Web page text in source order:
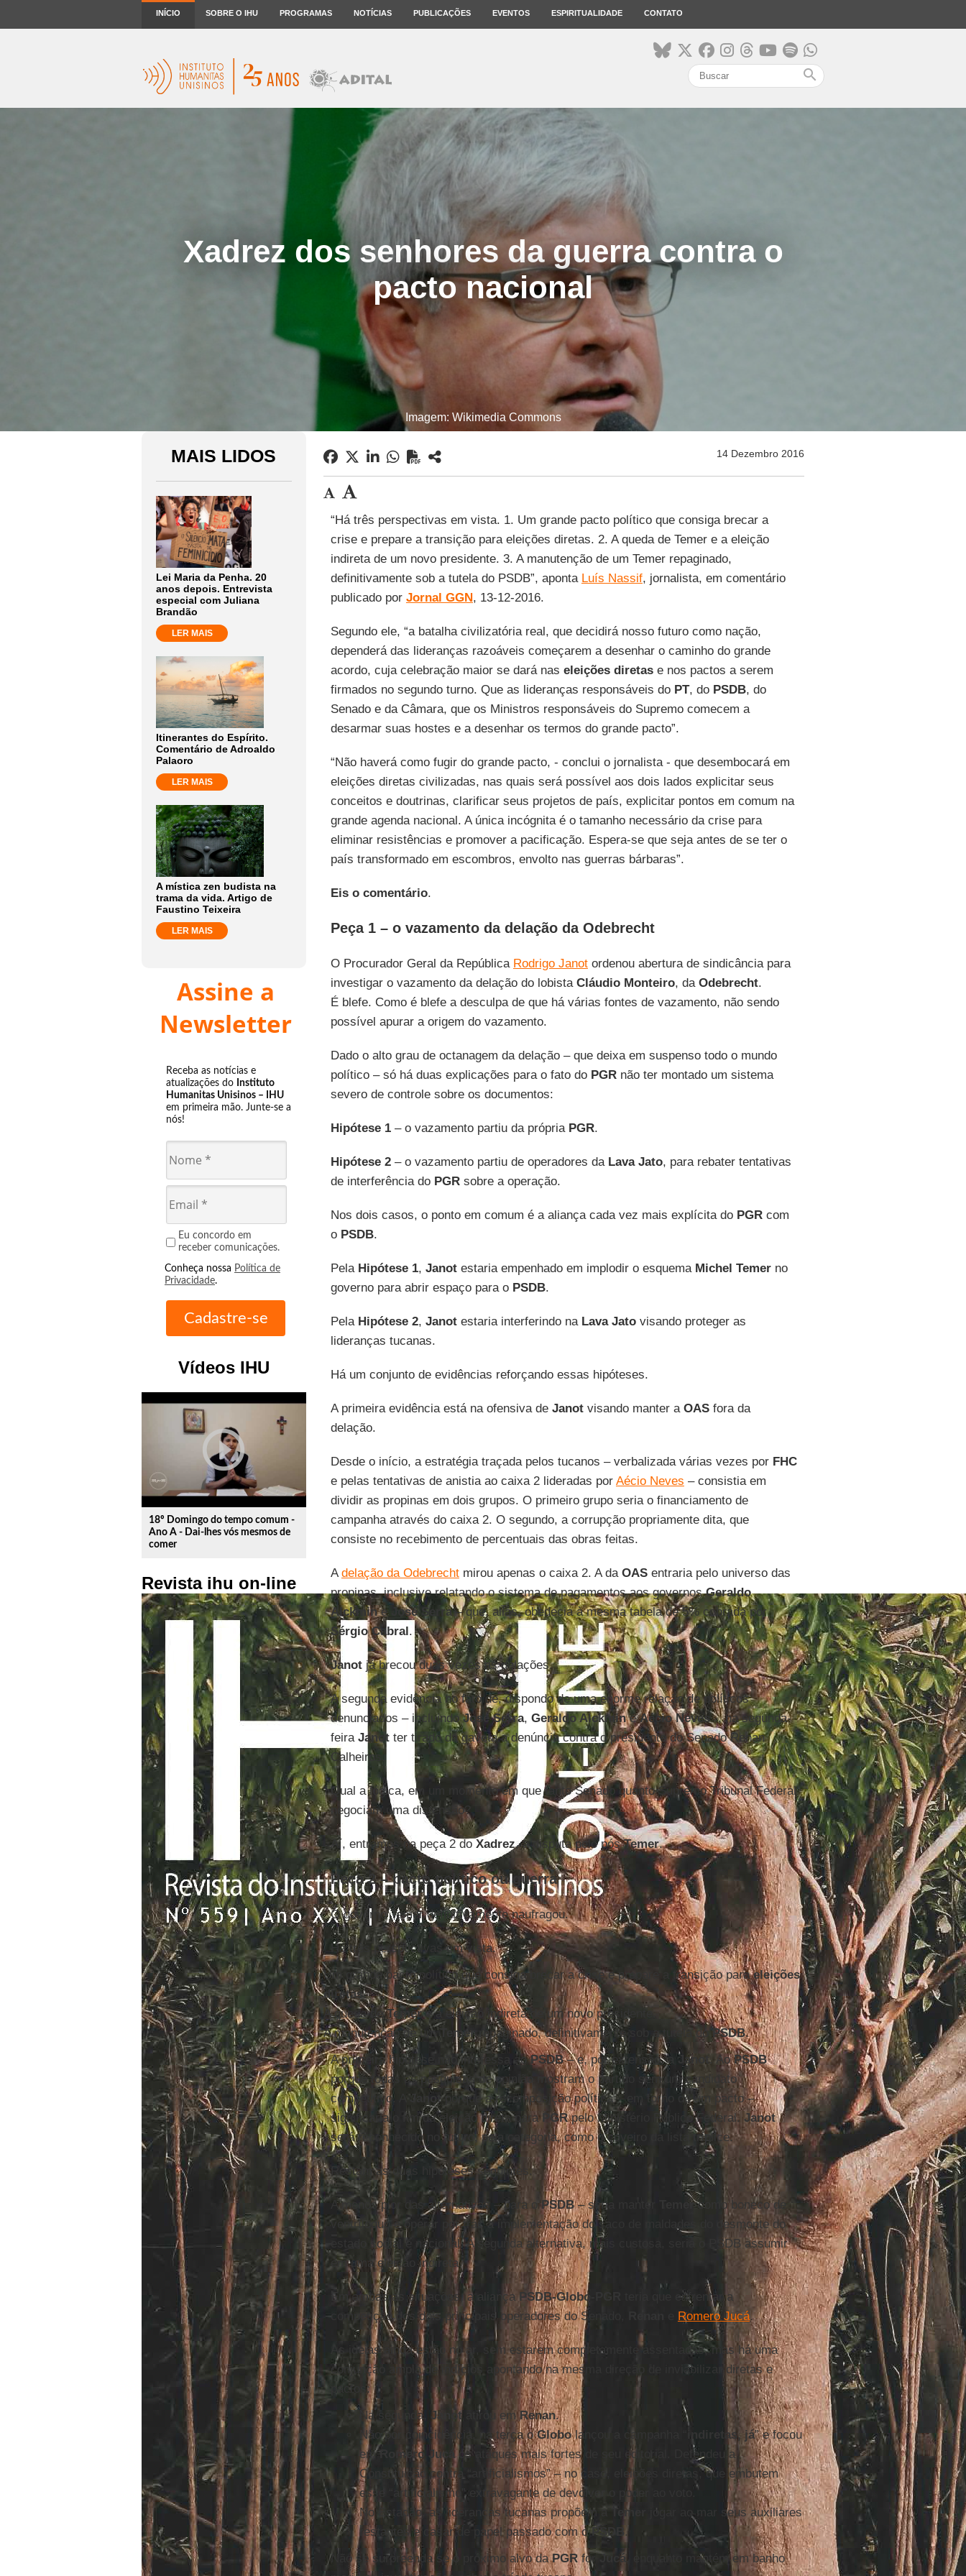
INÍCIO SOBRE O IHU PROGRAMAS NOTÍCIAS PUBLICAÇÕES EVENTOS ESPIRITUALIDADE CONTATO
search
Xadrez dos senhores da guerra contra o
pacto nacional
Imagem: Wikimedia Commons
MAIS LIDOS
Lei Maria da Penha. 20
anos depois. Entrevista
especial com Juliana
Brandão
LER MAIS
Itinerantes do Espírito.
Comentário de Adroaldo
Palaoro
LER MAIS
A mística zen budista na
trama da vida. Artigo de
Faustino Teixeira
LER MAIS
Assine a
Newsletter
Receba as notícias e
atualizações do Instituto
Humanitas Unisinos – IHU
em primeira mão. Junte-se a
nós!
Eu concordo em
receber comunicações.
Conheça nossa Política de
Privacidade.
Vídeos IHU
play_circle_outline
18º Domingo do tempo comum -
Ano A - Dai-lhes vós mesmos de
comer
Revista ihu on-line
14 Dezembro 2016
“Há três perspectivas em vista. 1. Um grande pacto político que consiga brecar a
crise e prepare a transição para eleições diretas. 2. A queda de Temer e a eleição
indireta de um novo presidente. 3. A manutenção de um Temer repaginado,
definitivamente sob a tutela do PSDB”, aponta Luís Nassif, jornalista, em comentário
publicado por Jornal GGN, 13-12-2016.
Segundo ele, “a batalha civilizatória real, que decidirá nosso futuro como nação,
dependerá das lideranças razoáveis começarem a desenhar o caminho do grande
acordo, cuja celebração maior se dará nas eleições diretase nos pactos a serem
firmados no segundo turno. Que as lideranças responsáveis do PT, do PSDB, do
Senado e da Câmara, que os Ministros responsáveis do Supremo comecem a
desarmar suas hostes e a desenhar os termos do grande pacto”.
“Não haverá como fugir do grande pacto, - conclui o jornalista - que desembocará em
eleições diretas civilizadas, nas quais será possível aos dois lados explicitar seus
conceitos e doutrinas, clarificar seus projetos de país, explicitar pontos em comum na
grande agenda nacional. A única incógnita é o tamanho necessário da crise para
eliminar resistências e promover a pacificação. Espera-se que seja antes de se ter o
país transformado em escombros, envolto nas guerras bárbaras”.
Eis o comentário.
Peça 1 – o vazamento da delação da Odebrecht
O Procurador Geral da República Rodrigo Janotordenou abertura de sindicância para
investigar o vazamento da delação do lobista Cláudio Monteiro, da Odebrecht.
É blefe. Como é blefe a desculpa de que há várias fontes de vazamento, não sendo
possível apurar a origem do vazamento.
Dado o alto grau de octanagem da delação – que deixa em suspenso todo o mundo
político – só há duas explicações para o fato do PGRnão ter montado um sistema
severo de controle sobre os documentos:
Hipótese 1– o vazamento partiu da própria PGR.
Hipótese 2– o vazamento partiu de operadores da Lava Jato, para rebater tentativas
de interferência do PGRsobre a operação.
Nos dois casos, o ponto em comum é a aliança cada vez mais explícita do PGRcom
o PSDB.
Pela Hipótese 1, Janotestaria empenhado em implodir o esquema Michel Temerno
governo para abrir espaço para o PSDB.
Pela Hipótese 2, Janotestaria interferindo na Lava Jatovisando proteger as
lideranças tucanas.
Há um conjunto de evidências reforçando essas hipóteses.
A primeira evidência está na ofensiva de Janotvisando manter a OASfora da
delação.
Desde o início, a estratégia traçada pelos tucanos – verbalizada várias vezes por FHC
e pelas tentativas de anistia ao caixa 2 lideradas por Aécio Neves – consistia em
dividir as propinas em dois grupos. O primeiro grupo seria o financiamento de
campanha através do caixa 2. O segundo, a corrupção propriamente dita, que
consiste no recebimento de percentuais das obras feitas.
Adelação da Odebrechtmirou apenas o caixa 2. A da OASentraria pelo universo das
propinas, inclusive relatando o sistema de pagamentos aos governosGeraldo
Alckmine José Serra– que, aliás, obedecia à mesma tabela de 5% cobrada por
Sérgio Cabral.
Janotjá brecou duas vezes as delações.
A segunda evidência no fato de, dispondo de uma enorme relação de políticos
denunciados – incluindoJosé Serra, Geraldo AlckmineAécio Neves-, na segunda-
feira Janotter tirado da gaveta a denúncia contra o presidente do Senado Renan
Calheiros.
Qual a lógica, em um momento em que tanto Senado quanto Supremo Tribunal Federal
negociam uma distensão?
Aí, entramos na peça 2 do Xadrez, a disputa pelo pósTemer.
Peça 2 – pacto político ou guerra
O governo Temer definitivamente naufragou.
Há três perspectivas em vista.
Um grande pacto político que consiga brecar a crise e prepare a transição paraeleições
diretas.
A queda deTemere a eleição indireta de um novo presidente.
A manutenção de umTemerrepaginado, definitivamente sob a tutela doPSDB.
A primeira hipótese não interessa aoPSDB– e, por extensão, a Janot. AoPSDB
porque todas as pesquisas de opinião mostram o partido sem um candidato
competitivo. A
Janotporque a recomposição política – em torno de um pacto –
significaria o fim da eleição direta paraPGRpelo Ministério Público Federal. Janot
será reconhecido no futuro, pela categoria, como o coveiro da lista tríplice.
Restam as duas hipóteses seguintes.
A menos pior das alternativas – para oPSDB– seria manter Temercomo boneco de
ventríloquo e operar por trás a implementação do saco de maldades do desmonte do
estado social e nacional. A segunda alternativa, mais custosa, seria o PSDB assumir
em uma eleição indireta.
Em ambas as situações, a aliançaPSDB-Globo-PGR
teria que enfrentar a
competição dos dois principais operadores do Senado,
Romero Jucá.
As ideias ainda estão no ar, sem estarem completamente assentadas, mas há uma
conjunção ampla de indícios apontando na mesma direção de inviabilizar diretas e
pactos:
Na segunda,
Janot atirou emRenan.
Não por coincidência, na terça oGlobolançou a campanha “ indiretas, já” e focou
emRomero Jucáos ataques mais fortes de seu editorial. Defendeu a
Constituição contra “artificialismos” – no caso, eleições diretas, que embutem
esse “artificialismo” extravagante de devolver o poder ao voto.
No Estadão, as lideranças tucanas propõem a Temer
jogar ao mar seus auxiliares
restantes e casar de papel passado com oPSDB.
Não se surpreenda se o próximo alvo daPGRforJucá, enquanto mantém em banho